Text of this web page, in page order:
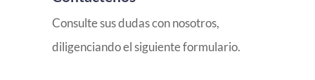
Consulte sus dudas con nosotros,
diligenciando el siguiente formulario.